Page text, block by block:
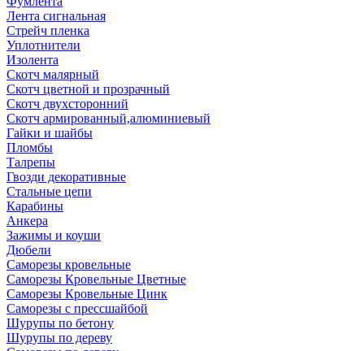
Лента сигнальная
Стрейч пленка
Уплотнители
Изолента
Скотч малярный
Скотч цветной и прозрачный
Скотч двухсторонний
Скотч армированный,алюминиевый
Гайки и шайбы
Пломбы
Талрепы
Гвозди декоративные
Стальные цепи
Карабины
Анкера
Зажимы и коуши
Дюбели
Саморезы кровельные
Саморезы Кровельные Цветные
Саморезы Кровельные Цинк
Саморезы с прессшайбой
Шурупы по бетону
Шурупы по дереву